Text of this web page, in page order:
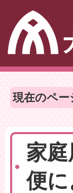
現在のペー
家
便